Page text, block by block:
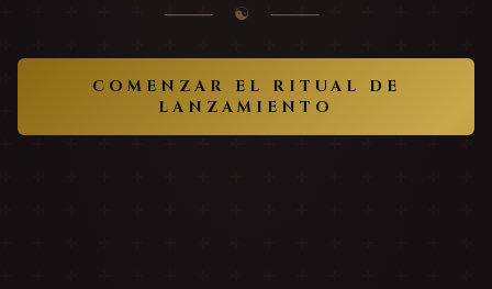
⸻ ☯ ⸻
COMENZAR EL RITUAL DE
LANZAMIENTO